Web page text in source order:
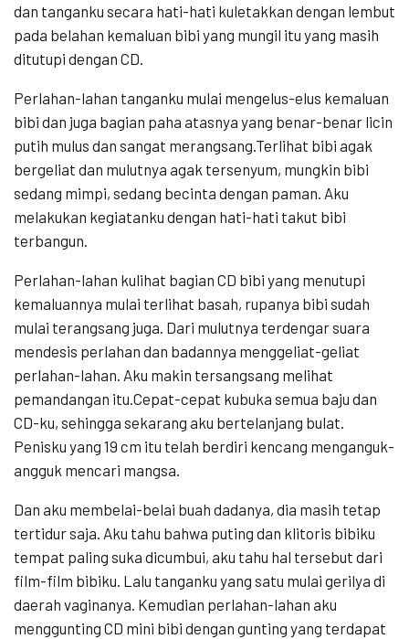
dan tanganku secara hati-hati kuletakkan dengan lembut
pada belahan kemaluan bibi yang mungil itu yang masih
ditutupi dengan CD.
Perlahan-lahan tanganku mulai mengelus-elus kemaluan
bibi dan juga bagian paha atasnya yang benar-benar licin
putih mulus dan sangat merangsang.Terlihat bibi agak
bergeliat dan mulutnya agak tersenyum, mungkin bibi
sedang mimpi, sedang becinta dengan paman. Aku
melakukan kegiatanku dengan hati-hati takut bibi
terbangun.
Perlahan-lahan kulihat bagian CD bibi yang menutupi
kemaluannya mulai terlihat basah, rupanya bibi sudah
mulai terangsang juga. Dari mulutnya terdengar suara
mendesis perlahan dan badannya menggeliat-geliat
perlahan-lahan. Aku makin tersangsang melihat
pemandangan itu.Cepat-cepat kubuka semua baju dan
CD-ku, sehingga sekarang aku bertelanjang bulat.
Penisku yang 19 cm itu telah berdiri kencang menganguk-
angguk mencari mangsa.
Dan aku membelai-belai buah dadanya, dia masih tetap
tertidur saja. Aku tahu bahwa puting dan klitoris bibiku
tempat paling suka dicumbui, aku tahu hal tersebut dari
film-film bibiku. Lalu tanganku yang satu mulai gerilya di
daerah vaginanya. Kemudian perlahan-lahan aku
menggunting CD mini bibi dengan gunting yang terdapat